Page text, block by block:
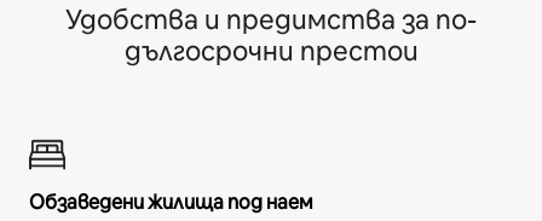
Удобства и предимства за по-
дългосрочни престои
Обзаведени жилища под наем